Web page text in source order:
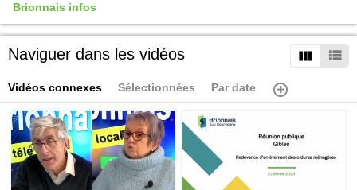
Brionnais infos
Naviguer dans les vidéos
Vidéos connexes Sélectionnées Par date